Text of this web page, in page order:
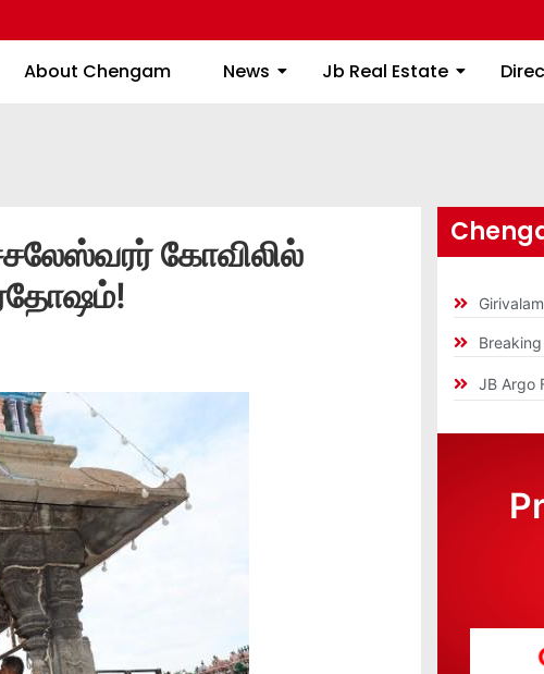
About Chengam News Jb Real Estate
About Chengam News Jb Real Estate
கோவிலில்
JB Argo